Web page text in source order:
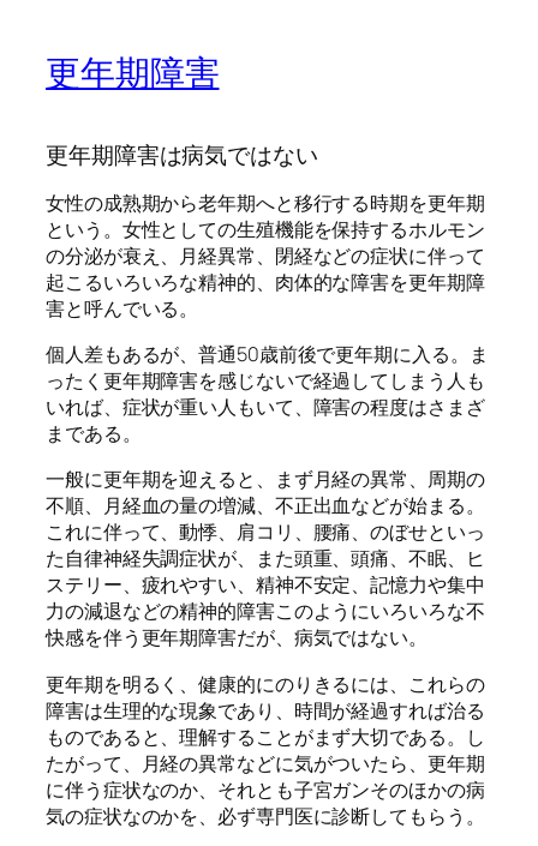
更年期障害
更年期障害は病気ではない
女性の成熟期から老年期へと移行する時期を更年期
という。女性としての生殖機能を保持するホルモン
の分泌が衰え、月経異常、閉経などの症状に伴って
起こるいろいろな精神的、肉体的な障害を更年期障
害と呼んでいる。
個人差もあるが、普通50歳前後で更年期に入る。ま
ったく更年期障害を感じないで経過してしまう人も
いれば、症状が重い人もいて、障害の程度はさまざ
まである。
一般に更年期を迎えると、まず月経の異常、周期の
不順、月経血の量の増減、不正出血などが始まる。
これに伴って、動悸、肩コリ、腰痛、のぼせといっ
た自律神経失調症状が、また頭重、頭痛、不眠、ヒ
ステリー、疲れやすい、精神不安定、記憶力や集中
力の減退などの精神的障害このようにいろいろな不
快感を伴う更年期障害だが、病気ではない。
更年期を明るく、健康的にのりきるには、これらの
障害は生理的な現象であり、時間が経過すれば治る
ものであると、理解することがまず大切である。し
たがって、月経の異常などに気がついたら、更年期
に伴う症状なのか、それとも子宮ガンそのほかの病
気の症状なのかを、必ず専門医に診断してもらう。